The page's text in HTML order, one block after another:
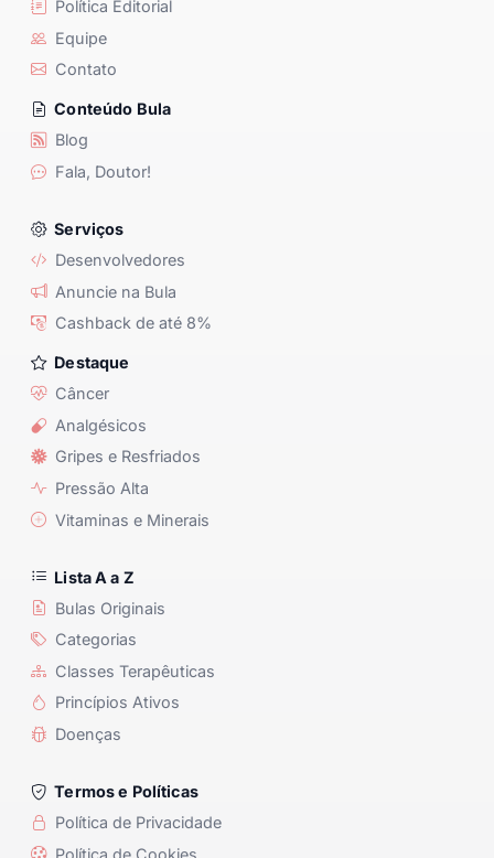
Política Editorial
Equipe
Contato
Conteúdo Bula
Blog
Fala, Doutor!
Serviços
Desenvolvedores
Anuncie na Bula
Cashback de até 8%
Destaque
Câncer
Analgésicos
Gripes e Resfriados
Pressão Alta
Vitaminas e Minerais
Lista A a Z
Bulas Originais
Categorias
Classes Terapêuticas
Princípios Ativos
Doenças
Termos e Políticas
Política de Privacidade
Política de Cookies